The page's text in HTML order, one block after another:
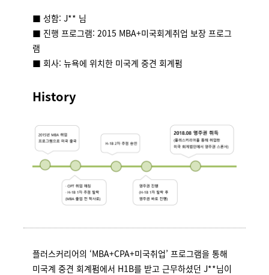
■ 성함: J** 님
■ 진행 프로그램: 2015 MBA+미국회계취업 보장 프로그
램
■ 회사: 뉴욕에 위치한 미국계 중견 회계펌
History
플러스커리어의 ‘MBA+CPA+미국취업’ 프로그램을 통해
미국계 중견 회계펌에서 H1B를 받고 근무하셨던 J**님이